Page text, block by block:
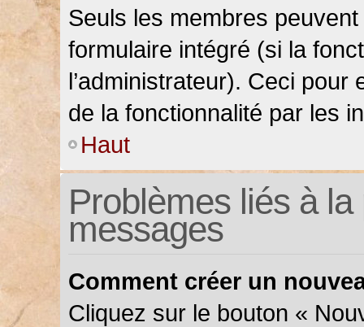
Seuls les membres
formulaire intégré (si la
l’administrateur). Ceci pour
de la fonctionnalité par les
Haut
Problèmes liés à
messages
Comment créer un
Cliquez sur le bouton «